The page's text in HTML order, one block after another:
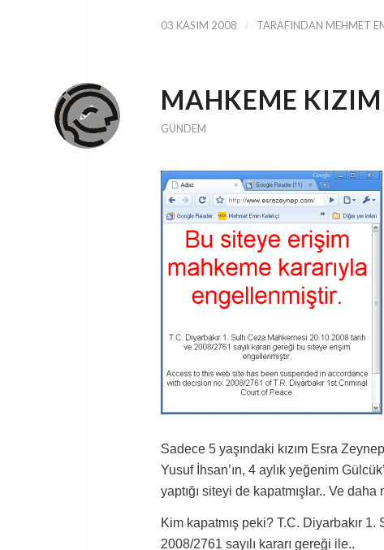
03 KASIM 2008 / TARAFINDAN MEHMET
MAHKEME
GÜNDEM
Sadece 5 yaşındaki kızım Esra
Yusuf İhsan’ın, 4 aylık yeğenim
yaptığı siteyi de kapatmışlar.. Ve
Kim kapatmış peki? T.C. Diyarbakır
2008/2761 sayılı kararı gereği ile..